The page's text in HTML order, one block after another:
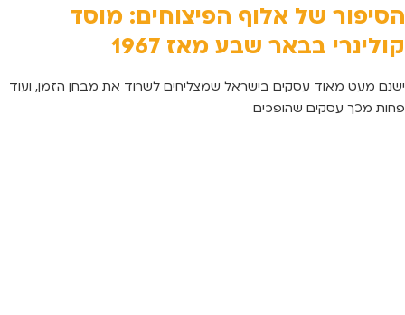
הסיפור של אלוף הפיצוחים: מוסד
קולינרי בבאר שבע מאז 1967
ישנם מעט מאוד עסקים בישראל שמצליחים לשרוד את מבחן הזמן, ועוד
פחות מכך עסקים שהופכים